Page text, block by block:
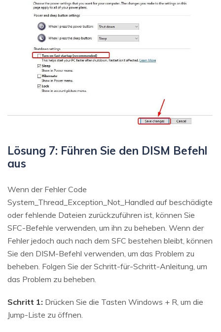
Lösung 7: Führen Sie den DISM Befehl
aus
Wenn der Fehler Code
System_Thread_Exception_Not_Handled auf beschädigte
oder fehlende Dateien zurückzuführen ist, können Sie
SFC-Befehle verwenden, um ihn zu beheben. Wenn der
Fehler jedoch auch nach dem SFC bestehen bleibt, können
Sie den DISM-Befehl verwenden, um das Problem zu
beheben. Folgen Sie der Schritt-für-Schritt-Anleitung, um
das Problem zu beheben.
Schritt 1: Drücken Sie die Tasten Windows + R, um die
Jump-Liste zu öffnen.